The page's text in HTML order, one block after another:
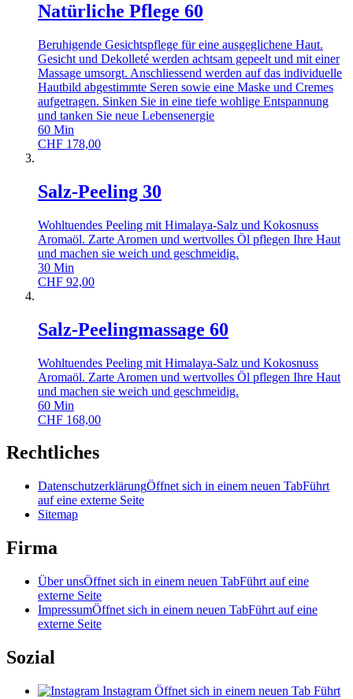
Natürliche Pflege 60
Beruhigende Gesichtspflege für eine ausgeglichene Haut.
Gesicht und Dekolleté werden achtsam gepeelt und mit einer
Massage umsorgt. Anschliessend werden auf das individuelle
Hautbild abgestimmte Seren sowie eine Maske und Cremes
aufgetragen. Sinken Sie in eine tiefe wohlige Entspannung
und tanken Sie neue Lebensenergie
60 Min
CHF 178,00
Salz-Peeling 30
Wohltuendes Peeling mit Himalaya-Salz und Kokosnuss
Aromaöl. Zarte Aromen und wertvolles Öl pflegen Ihre Haut
und machen sie weich und geschmeidig.
30 Min
CHF 92,00
Salz-Peelingmassage 60
Wohltuendes Peeling mit Himalaya-Salz und Kokosnuss
Aromaöl. Zarte Aromen und wertvolles Öl pflegen Ihre Haut
und machen sie weich und geschmeidig.
60 Min
CHF 168,00
Rechtliches
DatenschutzerklärungÖffnet sich in einem neuen TabFührt
auf eine externe Seite
Sitemap
Firma
Über unsÖffnet sich in einem neuen TabFührt auf eine
externe Seite
ImpressumÖffnet sich in einem neuen TabFührt auf eine
externe Seite
Sozial
Instagram Öffnet sich in einem neuen Tab Führt